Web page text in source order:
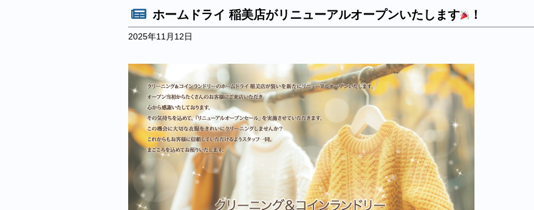
ホームドライ 稲美店がリニューアルオープンいたします ！
2025年11月12日